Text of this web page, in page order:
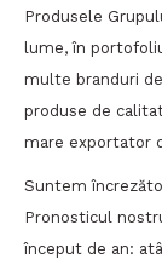
Produsele
lume, în
multe branduri
produse de
mare exportator
Suntem
Pronosticul
început de an: